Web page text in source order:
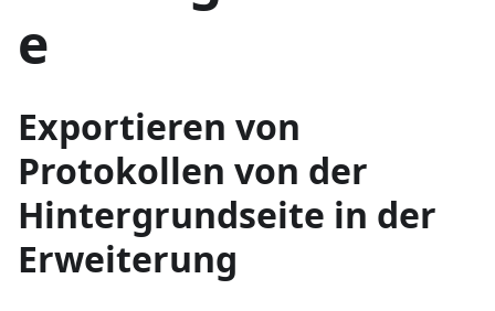
e
Exportieren von
Protokollen von der
Hintergrundseite in der
Erweiterung